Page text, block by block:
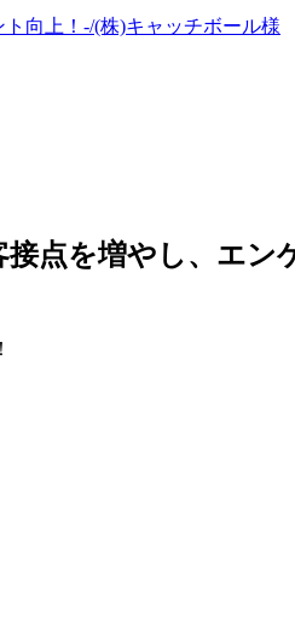
向上！-/(株)キャッチボール様
点を増やし、エン